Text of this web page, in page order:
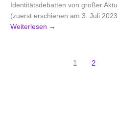
Identitätsdebatten von großer
(zuerst erschienen am 3. Juli
Weiterlesen →
1 2